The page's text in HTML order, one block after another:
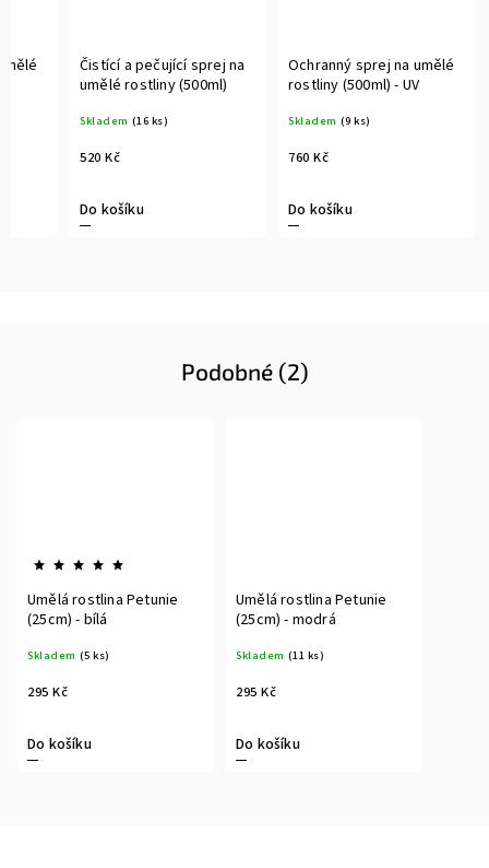
Čistící a pečující sprej na
umělé rostliny (500ml)
Skladem (16 ks)
520 Kč
Do košíku
Ochranný sprej na umělé
rostliny (500ml) - UV
Skladem (9 ks)
760 Kč
Do košíku
Podobné (2)
Umělá rostlina Petunie
(25cm) - bílá
Skladem (5 ks)
295 Kč
Do košíku
Umělá rostlina Petunie
(25cm) - modrá
Skladem (11 ks)
295 Kč
Do košíku